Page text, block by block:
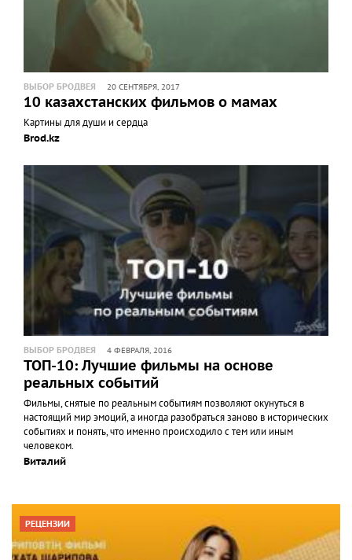
ВЫБОР БРОДВЕЯ 20 СЕНТЯБРЯ, 2017
10 казахстанских фильмов о мамах
Картины для души и сердца
Brod.kz
ВЫБОР БРОДВЕЯ 4 ФЕВРАЛЯ, 2016
ТОП-10: Лучшие фильмы на основе
реальных событий
Фильмы, снятые по реальным событиям позволяют окунуться в
настоящий мир эмоций, а иногда разобраться заново в исторических
событиях и понять, что именно происходило с тем или иным
человеком.
Виталий
РЕЦЕНЗИИ